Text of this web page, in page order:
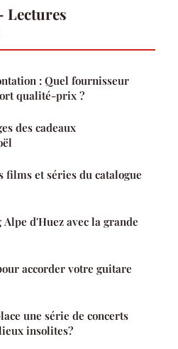
Lectures
: Quel fournisseur
qualité-prix ?
des cadeaux
films et séries du catalogue
d'Huez avec la grande
accorder votre guitare
une série de concerts
insolites?